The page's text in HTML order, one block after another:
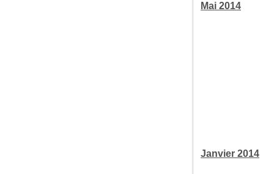
Janvier 2014
Mai 2014